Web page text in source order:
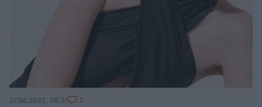
27.06.2022, 08:51 2